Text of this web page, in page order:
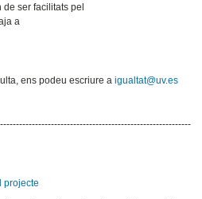
de ser facilitats pel
a
ens podeu escriure aigualtat@uv.es
projecte